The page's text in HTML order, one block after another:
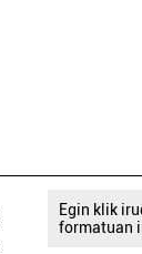
Egin klik
formatuan